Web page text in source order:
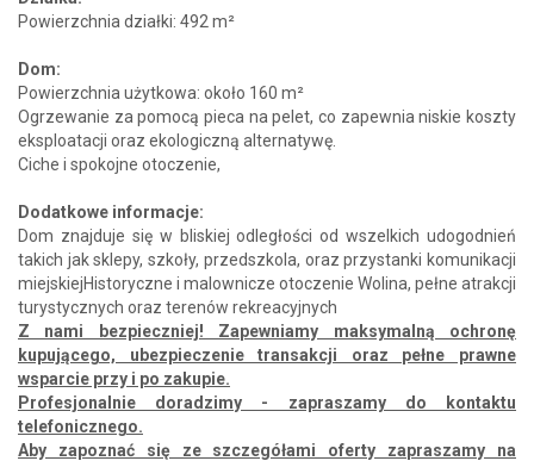
Powierzchnia działki: 492 m²
Dom:
Powierzchnia użytkowa: około 160 m²
Ogrzewanie za pomocą pieca na pelet, co zapewnia niskie koszty
eksploatacji oraz ekologiczną alternatywę.
Ciche i spokojne otoczenie,
Dodatkowe informacje:
Dom znajduje się w bliskiej odległości od wszelkich udogodnień
takich jak sklepy, szkoły, przedszkola, oraz przystanki komunikacji
miejskiejHistoryczne i malownicze otoczenie Wolina, pełne atrakcji
turystycznych oraz terenów rekreacyjnych
Z nami bezpieczniej! Zapewniamy maksymalną ochronę
kupującego, ubezpieczenie transakcji oraz pełne prawne
wsparcie przy i po zakupie.
Profesjonalnie doradzimy - zapraszamy do kontaktu
telefonicznego.
Aby zapoznać się ze szczegółami oferty zapraszamy na